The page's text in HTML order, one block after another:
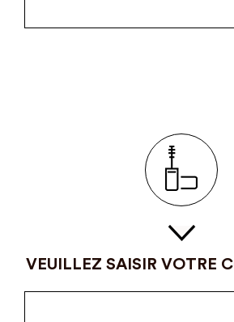
VEUILLEZ SAISIR VOTRE